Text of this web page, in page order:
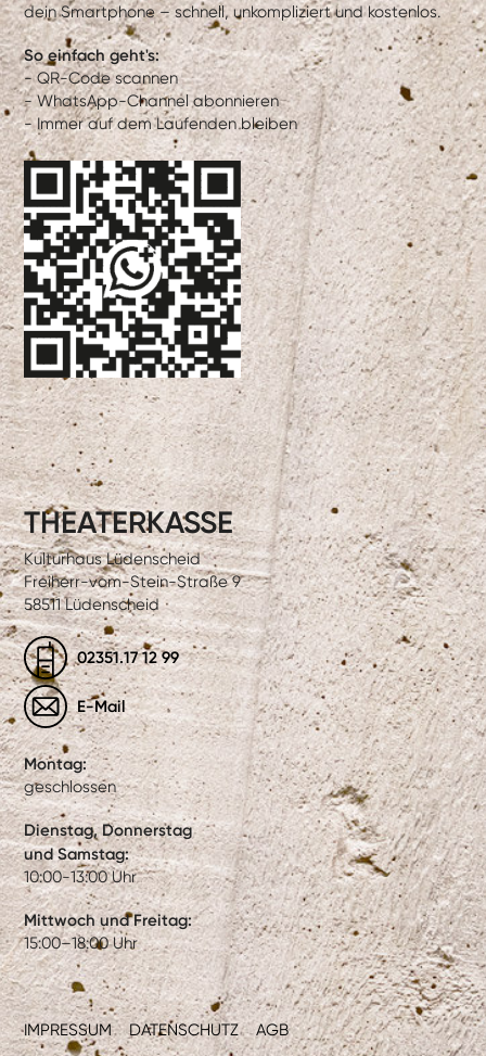
dein Smartphone – schnell, unkompliziert und kostenlos.
So einfach geht's:
- QR-Code scannen
- WhatsApp-Channel abonnieren
- Immer auf dem Laufenden bleiben
IMPRESSUM DATENSCHUTZ AGB
THEATERKASSE
Kulturhaus Lüdenscheid
Freiherr-vom-Stein-Straße 9
58511 Lüdenscheid
02351.17 12 99
E-Mail
Montag:
geschlossen
Dienstag, Donnerstag
und Samstag:
10:00-13:00 Uhr
Mittwoch und Freitag:
15:00–18:00 Uhr